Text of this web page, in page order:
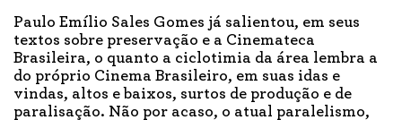
Paulo Emílio Sales Gomes já salientou, em seus
textos sobre preservação e a Cinemateca
Brasileira, o quanto a ciclotimia da área lembra a
do próprio Cinema Brasileiro, em suas idas e
vindas, altos e baixos, surtos de produção e de
paralisação. Não por acaso, o atual paralelismo,